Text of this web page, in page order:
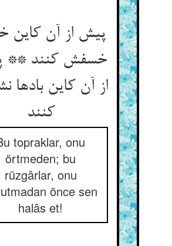
پیش از آن کاین
خسفش کنند **
از آن کاین بادها
کنند
topraklar, onu
örtmeden; bu
rüzgârlar, onu
önce sen
halâs et!